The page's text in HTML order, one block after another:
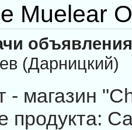
Muelear
(Дарницкий)
- магазин
продукта: